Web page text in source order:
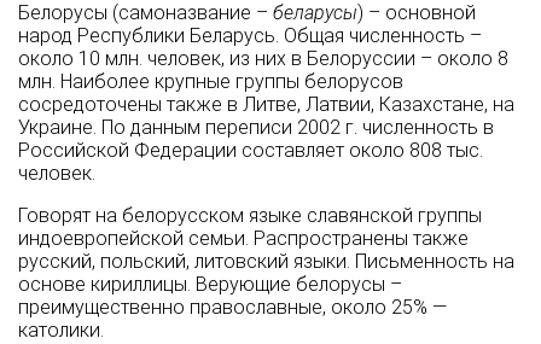
Белорусы (самоназвание – беларусы) – основной
народ Республики Беларусь. Общая численность –
около 10 млн. человек, из них в Белоруссии – около 8
млн. Наиболее крупные группы белорусов
сосредоточены также в Литве, Латвии, Казахстане, на
Украине. По данным переписи 2002 г. численность в
Российской Федерации составляет около 808 тыс.
человек.
Говорят на белорусском языке славянской группы
индоевропейской семьи. Распространены также
русский, польский, литовский языки. Письменность на
основе кириллицы. Верующие белорусы –
преимущественно православные, около 25% —
католики.